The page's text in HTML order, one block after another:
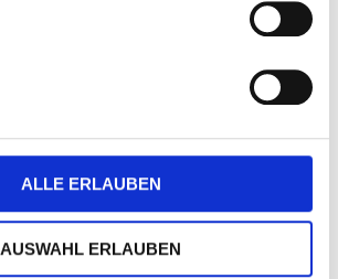
ALLE ERLAUBEN
AUSWAHL ERLAUBEN
optische, 1x – 16x digitale, 1x
Akku:optionales Zubehör
Akkulaufzeit:6 – 7 Stunden
6,9 kg (mit Akku)